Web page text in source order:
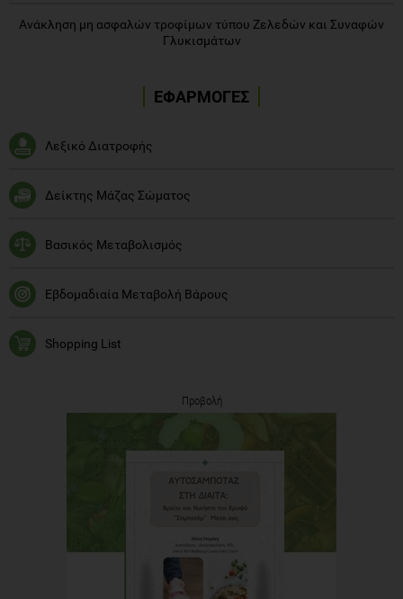
Ανάκληση μη ασφαλών τροφίμων τύπου Ζελεδών και Συναφών
Γλυκισμάτων
ΕΦΑΡΜΟΓΕΣ
Λεξικό Διατροφής
Δείκτης Μάζας Σώματος
Βασικός Μεταβολισμός
Εβδομαδιαία Μεταβολή Βάρους
Shopping List
Προβολή